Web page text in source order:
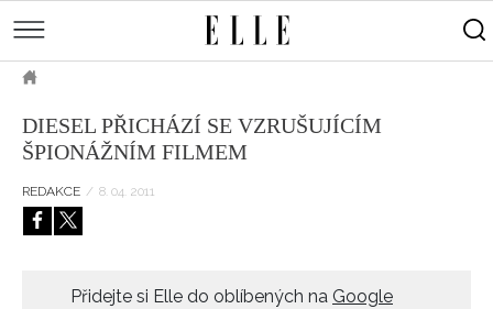
Přejít
hlavnímu
obsahu
Street
Módní
KRÁSA
měsíce
o
a
pleť
Kulturní
tipy
Dekor
Cestování
Technologie
Empowerment
HOROSKOPY
Sluneční
Čínský
Keltský
Indiánský
Numerologie
Styl
slavných
ELLE BEAUTY LOUNGE
Singles
DIESEL PŘICHÁZÍ SE VZRUŠUJÍCÍM
ŠPIONÁŽNÍM FILMEM
REDAKCE / 8. 04. 2011
Přidejte si Elle do oblíbených na Google